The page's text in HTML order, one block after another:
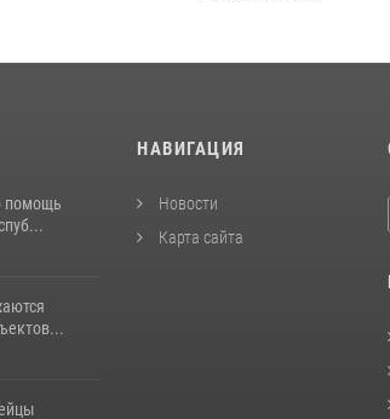
помощь
НАВИГАЦИЯ
Новости
Карта сайта